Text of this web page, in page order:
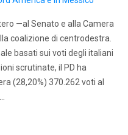
—al Senato e alla Camera
coalizione di centrodestra.
basati sui voti degli italiani
scrutinate, il PD ha
(28,20%) 370.262 voti al